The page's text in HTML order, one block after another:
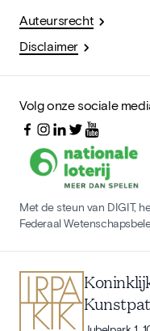
Auteursrecht
Disclaimer
Volg onze sociale
Met de steun van DIGIT,
Federaal